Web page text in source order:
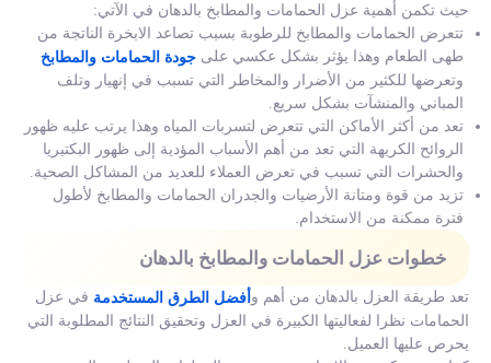
حيث تكمن أهمية عزل الحمامات والمطابخ بالدهان في الآتي:
تتعرض الحمامات والمطابخ للرطوبة بسبب تصاعد الابخرة الناتجة من
طهى الطعام وهذا يؤثر بشكل عكسي على جودة الحمامات والمطابخ
وتعرضها للكثير من الأضرار والمخاطر التي تسبب في إنهيار وتلف
المباني والمنشآت بشكل سريع.
تعد من أكثر الأماكن التي تتعرض لتسربات المياه وهذا يرتب عليه ظهور
الروائح الكريهة التي تعد من أهم الأسباب المؤدية إلى ظهور البكتيريا
والحشرات التي تسبب في تعرض العملاء للعديد من المشاكل الصحية.
تزيد من قوة ومتانة الأرضيات والجدران الحمامات والمطابخ لأطول
فترة ممكنة من الاستخدام.
خطوات عزل الحمامات والمطابخ بالدهان
تعد طريقة العزل بالدهان من أهم و أفضل الطرق المستخدمة في عزل
الحمامات نظرا لفعاليتها الكبيرة في العزل وتحقيق النتائج المطلوبة التي
يحرص عليها العميل.